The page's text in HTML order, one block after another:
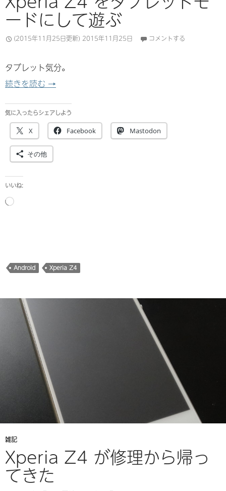
ードにして遊ぶ
(2015年11月25日更新) 2015年11月25日 コメントする
タブレット気分。
続きを読む Xperia Z4 をタブレットモードにして遊ぶ
→
気に入ったらシェアしよう
X Facebook Mastodon
その他
いいね:
読
Android Xperia Z4
雑記
Xperia Z4 が修理から帰っ
てきた